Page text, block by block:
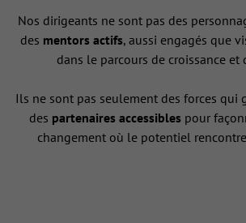
Nos dirigeants ne sont pas des
des mentors actifs, aussi engagés que
dans le parcours de croissance et
Ils ne sont pas seulement des forces qui
des partenaires accessiblespour
changement où le potentiel